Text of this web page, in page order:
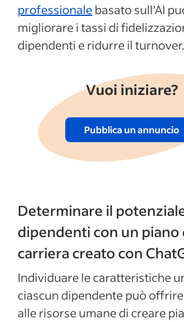
Mostra altro
professionalebasato sull’AI
migliorare i tassi di
dipendenti e ridurre il turnover.
Vuoi iniziare?
Pubblica un annuncio
Determinare il
dipendenti con un piano
carriera creato con
Individuare le caratteristiche
ciascun dipendente può
alle risorse umane di creare